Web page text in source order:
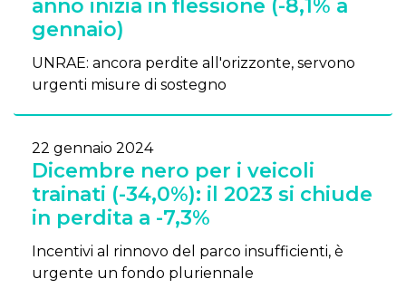
anno inizia in flessione (-8,1% a
gennaio)
UNRAE: ancora perdite all'orizzonte, servono
urgenti misure di sostegno
22 gennaio 2024
Dicembre nero per i veicoli
trainati (-34,0%): il 2023 si chiude
in perdita a -7,3%
Incentivi al rinnovo del parco insufficienti, è
urgente un fondo pluriennale